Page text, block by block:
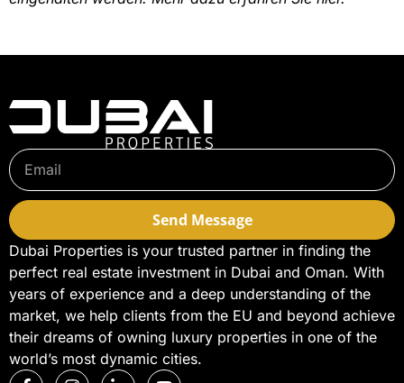
Send Message
Dubai Properties is your trusted partner in finding the
perfect real estate investment in Dubai and Oman. With
years of experience and a deep understanding of the
market, we help clients from the EU and beyond achieve
their dreams of owning luxury properties in one of the
world’s most dynamic cities.